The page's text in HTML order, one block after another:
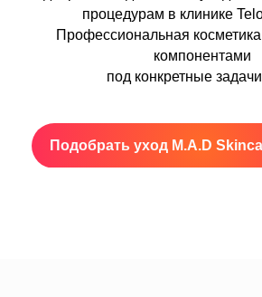
процедурам в клинике
Профессиональная
компонентами
под конкретные
Подобрать уход M.A.D